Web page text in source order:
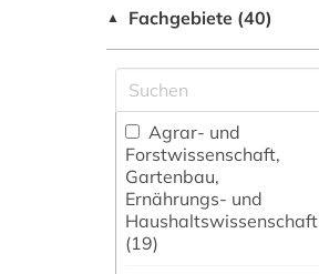
▲ Fachgebiete (40)
Agrar- und
Forstwissenschaft,
Gartenbau,
Ernährungs- und
Haushaltswissenschaft
(19)